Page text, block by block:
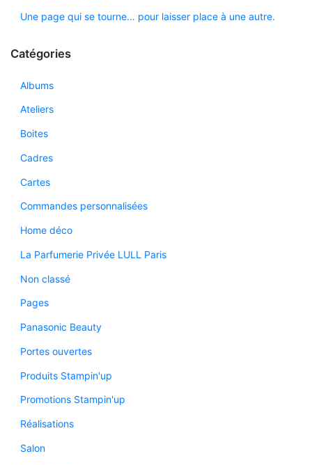
Une page qui se tourne… pour laisser place à une autre.
Catégories
Albums
Ateliers
Boites
Cadres
Cartes
Commandes personnalisées
Home déco
La Parfumerie Privée LULL Paris
Non classé
Pages
Panasonic Beauty
Portes ouvertes
Produits Stampin'up
Promotions Stampin'up
Réalisations
Salon